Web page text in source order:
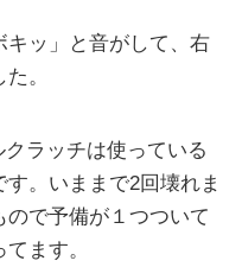
キッ」と音がして、右
。
ラッチは使っている
。いままで2回壊れま
ので予備が１つついて
ます。